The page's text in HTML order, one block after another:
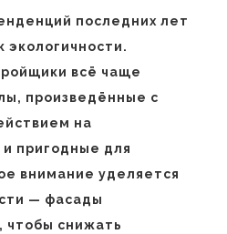
последних лет
экологичности.
всё чаще
произведённые с
на
пригодные для
внимание уделяется
— фасады
чтобы снижать